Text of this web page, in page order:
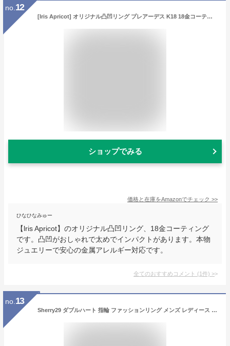
no. 12
[Iris Apricot] オリジナル凸凹リング プレアーデス K18 18金コーティング シルバー925 レディース メンズ 指輪 人気 シルバーリング ゴールド プラチナ フリーサイズ 金属アレルギー対応 本物ジュエリー (Silver)
ショップでみる
価格と在庫をAmazonでチェック >>
ひなひなみゅー
【lris Apricot】のオリジナル凸凹リング、18金コーティング
です。凸凹がおしゃれで太めでインパクトがあります。本物
ジュエリーで安心の金属アレルギー対応です。
全てのおすすめコメント (1件) >
no. 13
Sherry29 ダブルハート 指輪 ファッションリング メンズ レディース レトロな アクセサリー 華奢 フリーサイズ おしゃれ シンプル 調節可能なサイズ 人気 プレゼント